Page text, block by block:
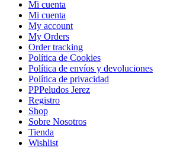
Mi cuenta
Mi cuenta
My account
My Orders
Order tracking
Política de Cookies
Política de envíos y devoluciones
Política de privacidad
PPPeludos Jerez
Registro
Shop
Sobre Nosotros
Tienda
Wishlist